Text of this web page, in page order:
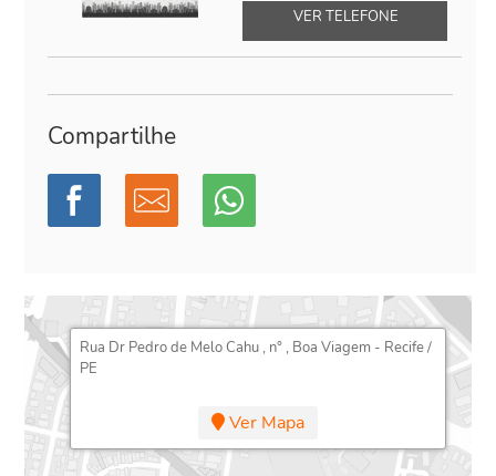
(81) 3093-2999
VER TELEFONE
Compartilhe
Rua Dr Pedro de Melo Cahu , n° , Boa Viagem - Recife /
PE
Ver Mapa